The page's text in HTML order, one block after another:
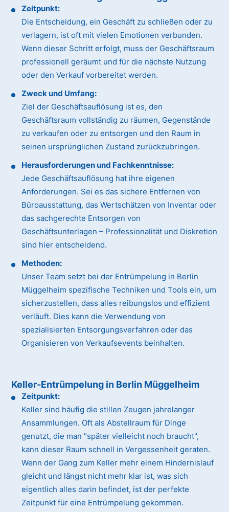
Zeitpunkt:
Die Entscheidung, ein Geschäft zu schließen oder zu
verlagern, ist oft mit vielen Emotionen verbunden.
Wenn dieser Schritt erfolgt, muss der Geschäftsraum
professionell geräumt und für die nächste Nutzung
oder den Verkauf vorbereitet werden.
Zweck und Umfang:
Ziel der Geschäftsauflösung ist es, den
Geschäftsraum vollständig zu räumen, Gegenstände
zu verkaufen oder zu entsorgen und den Raum in
seinen ursprünglichen Zustand zurückzubringen.
Herausforderungen und Fachkenntnisse:
Jede Geschäftsauflösung hat ihre eigenen
Anforderungen. Sei es das sichere Entfernen von
Büroausstattung, das Wertschätzen von Inventar oder
das sachgerechte Entsorgen von
Geschäftsunterlagen – Professionalität und Diskretion
sind hier entscheidend.
Methoden:
Unser Team setzt bei der Entrümpelung in Berlin
Müggelheim spezifische Techniken und Tools ein, um
sicherzustellen, dass alles reibungslos und effizient
verläuft. Dies kann die Verwendung von
spezialisierten Entsorgungsverfahren oder das
Organisieren von Verkaufsevents beinhalten.
Keller-Entrümpelung in Berlin Müggelheim
Zeitpunkt:
Keller sind häufig die stillen Zeugen jahrelanger
Ansammlungen. Oft als Abstellraum für Dinge
genutzt, die man "später vielleicht noch braucht",
kann dieser Raum schnell in Vergessenheit geraten.
Wenn der Gang zum Keller mehr einem Hindernislauf
gleicht und längst nicht mehr klar ist, was sich
eigentlich alles darin befindet, ist der perfekte
Zeitpunkt für eine Entrümpelung gekommen.